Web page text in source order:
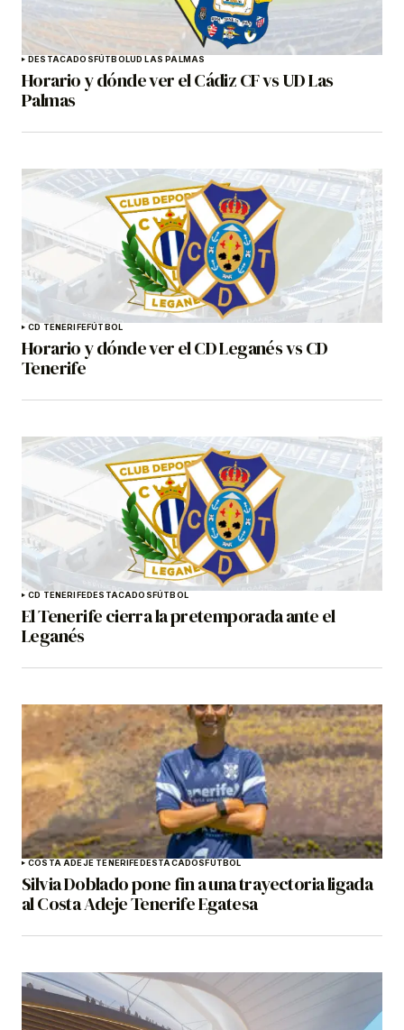
DESTACADOSFÚTBOLUD LAS PALMAS
Horario y dónde ver el Cádiz CF vs UD Las
Palmas
CD TENERIFEFÚTBOL
Horario y dónde ver el CD Leganés vs CD
Tenerife
CD TENERIFEDESTACADOSFÚTBOL
El Tenerife cierra la pretemporada ante el
Leganés
COSTA ADEJE TENERIFEDESTACADOSFÚTBOL
Silvia Doblado pone fin a una trayectoria ligada
al Costa Adeje Tenerife Egatesa